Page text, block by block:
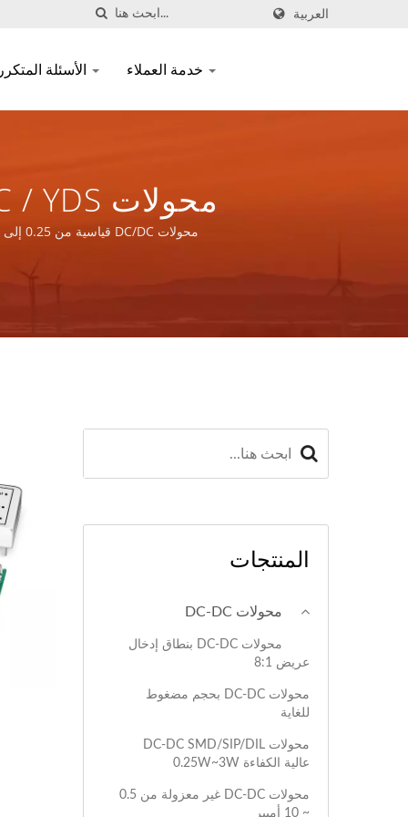
العربية
محولات DC/DC قياسية من 0.25 إلى 100 واط مع حزمة تركيب سطحي وثقب مرور / YDS - تقديم حل شامل لتطبيقات الشبكات الاتصالية والمكونات المغناطيسية ومنتجات الطاقة.
المنتجات
محولات DC-DC
محولات DC-DC بنطاق إدخال
عريض 8:1
محولات DC-DC بحجم مضغوط
للغاية
محولات DC-DC SMD/SIP/DIL
عالية الكفاءة 0.25W~3W
محولات DC-DC غير معزولة من 0.5
~ 10 أمبير